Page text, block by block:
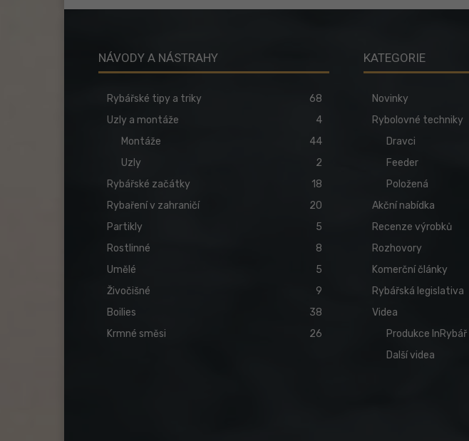
NÁVODY A NÁSTRAHY
Rybářské tipy a triky
68
Uzly a montáže
4
Montáže
44
Uzly
2
Rybářské začátky
18
Rybaření v zahraničí
20
Partikly
5
Rostlinné
8
Umělé
5
Živočišné
9
Boilies
38
Krmné směsi
26
KATEGORIE
Novinky
Rybolovné techniky
Dravci
Feeder
Položená
Akční nabídka
Recenze výrobků
Rozhovory
Komerční články
Rybářská legislativa
Videa
Produkce InRybář
Další videa